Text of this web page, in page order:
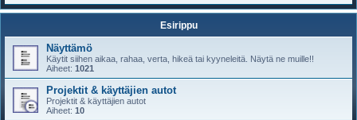
Esirippu
Näyttämö
Käytit siihen aikaa, rahaa, verta, hikeä tai kyyneleitä. Näytä ne muille!!
Aiheet: 1021
Projektit & käyttäjien autot
Projektit & käyttäjien autot
Aiheet: 10